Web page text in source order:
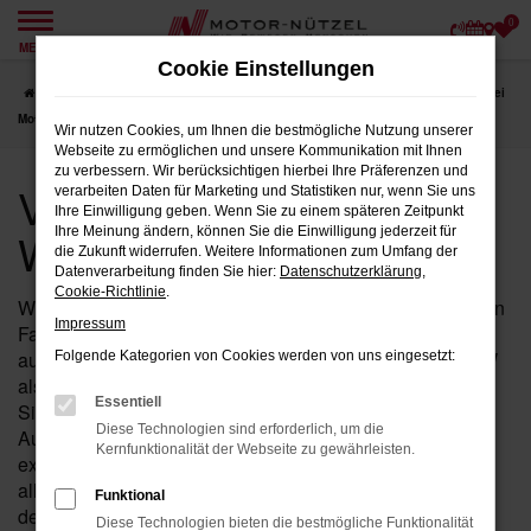
Zum
springen
MENÜ
0
VW Jahreswagen für Weiden bei
Motor-Nützel
VW Jahreswagen für
Weiden bei Motor-Nützel
Wenn Sie in der Nähe von Weiden nach einem fast neuen
Fahrzeug suchen, das Ihnen sowohl hohe Qualität als
auch einen attraktiven Preis bietet, ist der Tiguan von VW
als Jahreswagen bei Motor-Nützel die perfekte Wahl für
Sie. Seit über 90 Jahren sind wir Ihr zuverlässiges VW
Autohaus in der Nähe von Weiden und bieten Ihnen eine
exklusive Auswahl an Tiguan Jahreswagen, die nahezu
alle Vorteile eines Neuwagens bieten – jedoch zu einem
deutlich günstigeren Preis.
Cookie Einstellungen
Wir nutzen Cookies, um Ihnen die bestmögliche Nutzung unserer
Webseite zu ermöglichen und unsere Kommunikation mit Ihnen
zu verbessern. Wir berücksichtigen hierbei Ihre Präferenzen und
verarbeiten Daten für Marketing und Statistiken nur, wenn Sie uns
Ihre Einwilligung geben. Wenn Sie zu einem späteren Zeitpunkt
Ihre Meinung ändern, können Sie die Einwilligung jederzeit für
die Zukunft widerrufen. Weitere Informationen zum Umfang der
Datenverarbeitung finden Sie hier: Datenschutzerklärung,
Cookie-Richtlinie.
Impressum
Folgende Kategorien von Cookies werden von uns eingesetzt:
Essentiell
Diese Technologien sind erforderlich, um die
Kernfunktionalität der Webseite zu gewährleisten.
Funktional
Diese Technologien bieten die bestmögliche Funktionalität